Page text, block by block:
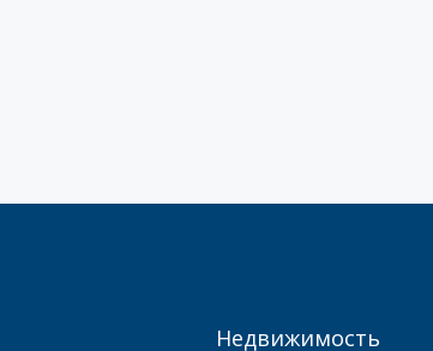
Недвижимость